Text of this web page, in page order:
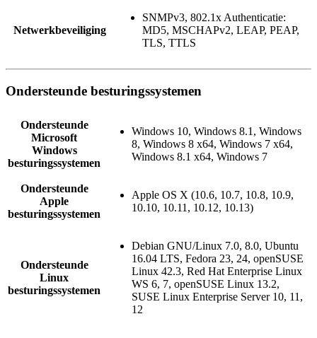
Netwerkbeveiliging
SNMPv3, 802.1x Authenticatie:
MD5, MSCHAPv2, LEAP, PEAP,
TLS, TTLS
Ondersteunde besturingssystemen
Ondersteunde
Microsoft
Windows
besturingssystemen
Windows 10, Windows 8.1, Windows
8, Windows 8 x64, Windows 7 x64,
Windows 8.1 x64, Windows 7
Ondersteunde
Apple
besturingssystemen
Apple OS X (10.6, 10.7, 10.8, 10.9,
10.10, 10.11, 10.12, 10.13)
Ondersteunde
Linux
besturingssystemen
Debian GNU/Linux 7.0, 8.0, Ubuntu
16.04 LTS, Fedora 23, 24, openSUSE
Linux 42.3, Red Hat Enterprise Linux
WS 6, 7, openSUSE Linux 13.2,
SUSE Linux Enterprise Server 10, 11,
12